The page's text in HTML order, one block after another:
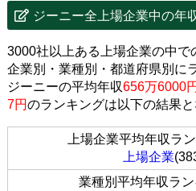
ジーニー全上場企業中の年
3000社以上ある上場企業の中で
企業別・業種別・都道府県別に
ジーニーの平均年収656万6000円
7円のランキングは以下の結果と
上場企業平均年収ラ
上場企業
業種別平均年収ラン